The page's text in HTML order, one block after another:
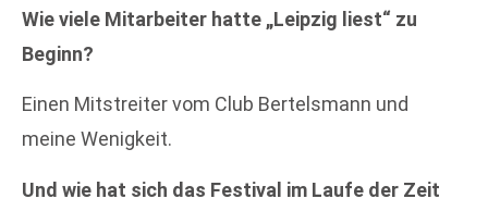
Wie viele Mitarbeiter hatte „Leipzig liest“ zu
Beginn?
Einen Mitstreiter vom Club Bertelsmann und
meine Wenigkeit.
Und wie hat sich das Festival im Laufe der Zeit